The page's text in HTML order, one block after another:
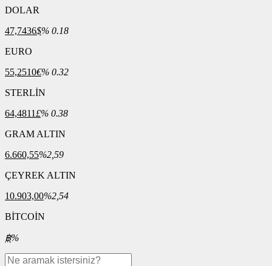
DOLAR
47,7436$% 0.18
EURO
55,2510€% 0.32
STERLİN
64,4811£% 0.38
GRAM ALTIN
6.660,55%2,59
ÇEYREK ALTIN
10.903,00%2,54
BİTCOİN
฿%